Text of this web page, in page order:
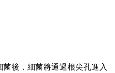
菌後，細菌將通過根尖孔進入